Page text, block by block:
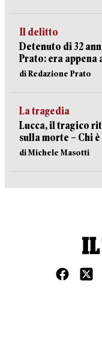
Il delitto
Detenuto di 32
Prato: era
di Redazione Prato
La tragedia
Lucca, il tragico
sulla morte – Chi
di Michele Masotti